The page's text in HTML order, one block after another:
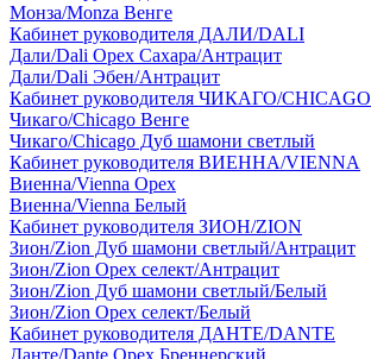
Монза/Monza Венге
Кабинет руководителя ДАЛИ/DALI
Дали/Dali Орех Cахара/Антрацит
Дали/Dali Эбен/Антрацит
Кабинет руководителя ЧИКАГО/CHICAGO
Чикаго/Chicago Венге
Чикаго/Chicago Дуб шамони светлый
Кабинет руководителя ВИЕННА/VIENNA
Виенна/Vienna Орех
Виенна/Vienna Белый
Кабинет руководителя ЗИОН/ZION
Зион/Zion Дуб шамони светлый/Антрацит
Зион/Zion Орех селект/Антрацит
Зион/Zion Дуб шамони светлый/Белый
Зион/Zion Орех селект/Белый
Кабинет руководителя ДАНТЕ/DANTE
Данте/Dante Орех Бреннерский